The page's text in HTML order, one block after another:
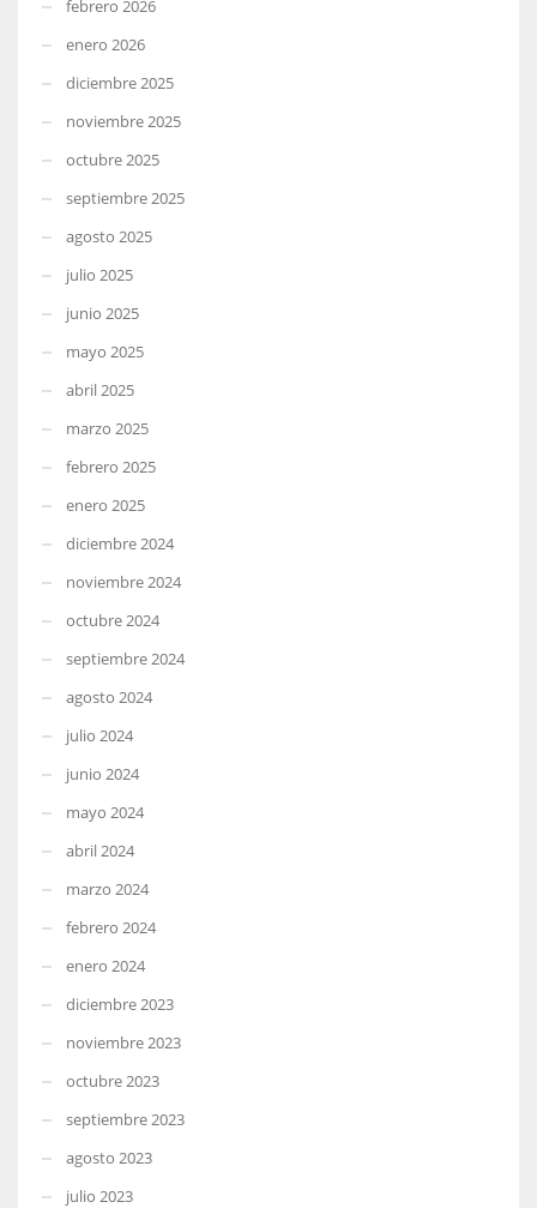
febrero 2026
enero 2026
diciembre 2025
noviembre 2025
octubre 2025
septiembre 2025
agosto 2025
julio 2025
junio 2025
mayo 2025
abril 2025
marzo 2025
febrero 2025
enero 2025
diciembre 2024
noviembre 2024
octubre 2024
septiembre 2024
agosto 2024
julio 2024
junio 2024
mayo 2024
abril 2024
marzo 2024
febrero 2024
enero 2024
diciembre 2023
noviembre 2023
octubre 2023
septiembre 2023
agosto 2023
julio 2023